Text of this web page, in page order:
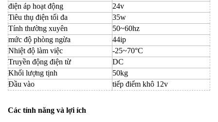
điện áp hoạt động
24v
Tiêu thụ điện tối đa
35w
Tính thường xuyên
50~60hz
mức độ phòng ngừa
44ip
Nhiệt độ làm việc
-25~70°C
Truyền động điện từ
DC
Khối lượng tịnh
50kg
Đầu vào
tiếp điểm khô 12v
Các tính năng và lợi ích